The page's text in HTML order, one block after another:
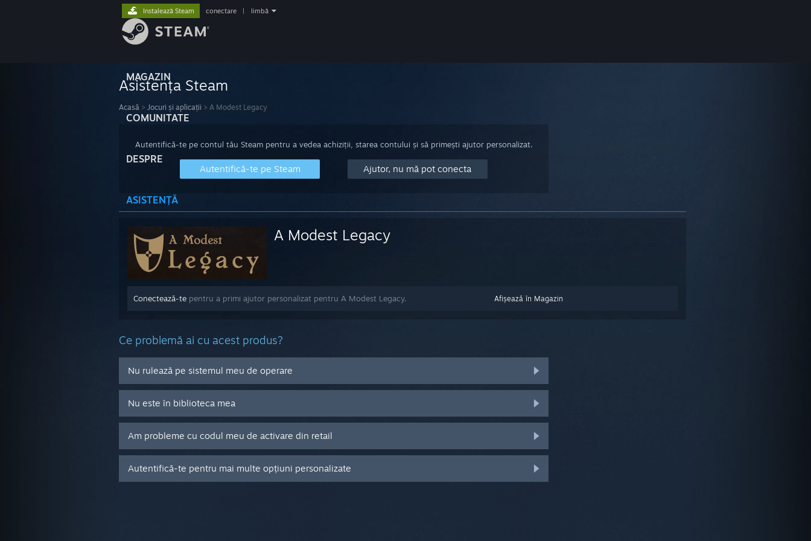
MAGAZIN
COMUNITATE
DESPRE
ASISTENȚĂ
Instalează Steam conectare limbă
Asistența Steam
Acasă > Jocuri și aplicații > A Modest Legacy
Autentifică-te pe contul tău Steam pentru a vedea achiziții, starea contului și să primești ajutor personalizat.
Autentifică-te pe Steam Ajutor, nu mă pot conecta
A Modest Legacy
Afișează în Magazin
Conectează-te pentru a primi ajutor personalizat pentru A Modest Legacy.
Ce problemă ai cu acest produs?
Nu rulează pe sistemul meu de operare
Nu este în biblioteca mea
Am probleme cu codul meu de activare din retail
Autentifică-te pentru mai multe opțiuni personalizate